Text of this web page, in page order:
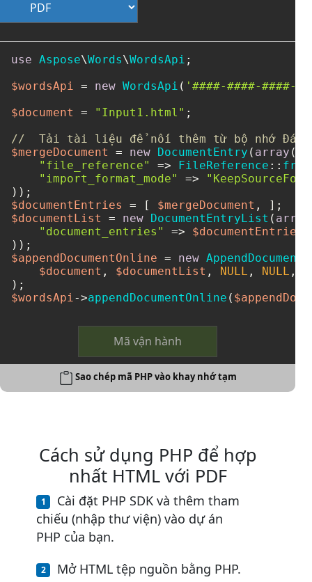
use Aspose\Words\WordsApi ;
$wordsApi = new WordsApi ( '####-####-####-
$document
= "Input1.html" ;
//  Tải tài liệu để nối thêm từ bộ nhớ Đám
$mergeDocument
= new DocumentEntry ( array (
"file_reference"
=> FileReference ::
"import_format_mode"
=>
$documentEntries
= [ $mergeDocument
$documentList
= new DocumentEntryList ( array
"document_entries"
=> $documentEntries
$appendDocumentOnline = new
$document , $documentList , NULL , NULL ,
$wordsApi->appendDocumentOnline (
Mã vận hành
Sao chép mã PHP vào khay nhớ tạm
Cách sử dụng PHP để hợp
nhất HTML với PDF
Cài đặt PHP SDK và thêm tham
chiếu (nhập thư viện) vào dự án
PHP của bạn.
Mở HTML tệp nguồn bằng PHP.